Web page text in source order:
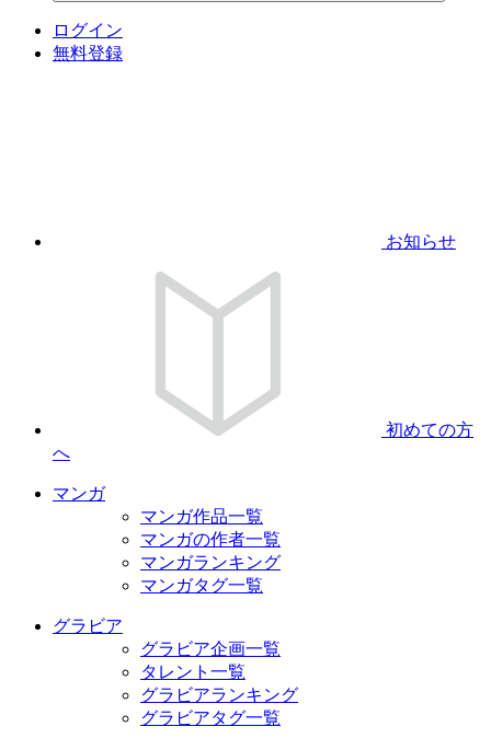
ログイン
無料登録
お知らせ
初めての方
へ
マンガ
マンガ作品一覧
マンガの作者一覧
マンガランキング
マンガタグ一覧
グラビア
グラビア企画一覧
タレント一覧
グラビアランキング
グラビアタグ一覧